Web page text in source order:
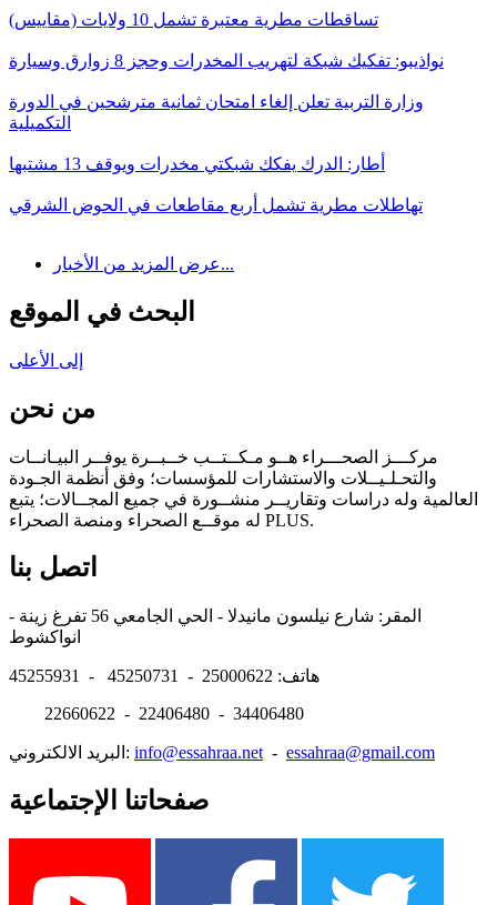
تساقطات مطرية معتبرة تشمل 10 ولايات (مقاييس)
نواذيبو: تفكيك شبكة لتهريب المخدرات وحجز 8 زوارق وسيارة
وزارة التربية تعلن إلغاء امتحان ثمانية مترشحين في الدورة
التكميلية
أطار: الدرك يفكك شبكتي مخدرات ويوقف 13 مشتبها
تهاطلات مطرية تشمل أربع مقاطعات في الحوض الشرقي
عرض المزيد من الأخبار...
البحث في الموقع
إلى الأعلى
من نحن
مركـــز الصحـــراء هــو مـكــتــب خــبــرة يوفــر البيـانــات
والتحـلـيــلات والاستشارات للمؤسسات؛ وفق أنظمة الجـودة
العالمية وله دراسات وتقاريــر منشــورة في جميع المجــالات؛ يتبع
له موقــع الصحراء ومنصة الصحراء PLUS.
اتصل بنا
المقر: شارع نيلسون مانيدلا - الحي الجامعي 56 تفرغ زينة -
هاتف: 25000622 - 45250731 - 45255931
22660622 - 22406480 - 34406480
البريد الالكتروني: info@essahraa.net - essahraa@gmail.com
صفحاتنا الإجتماعية